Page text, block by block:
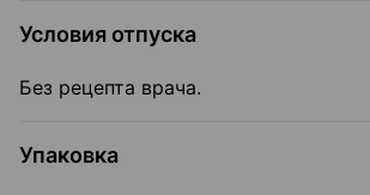
Условия отпуска
Без рецепта врача.
Упаковка